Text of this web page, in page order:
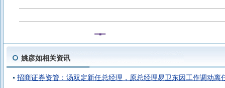
姚彦如相关资讯
招商证券资管：汤双定新任总经理，原总经理易卫东因工作调动离